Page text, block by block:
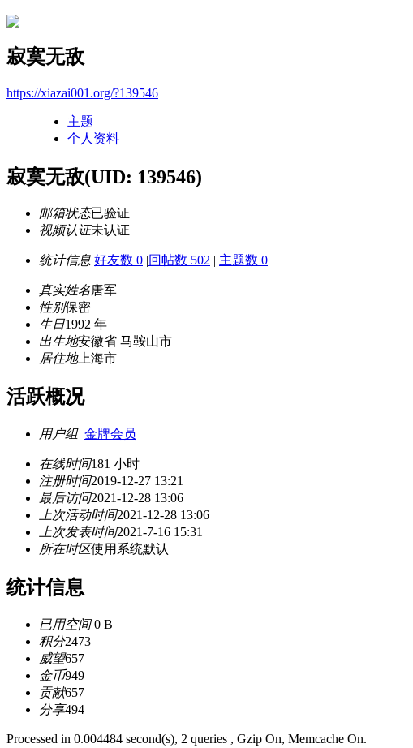
寂寞无敌
https://xiazai001.org/?139546
主题
个人资料
寂寞无敌(UID: 139546)
邮箱状态已验证
视频认证未认证
统计信息 好友数 0 |回帖数 502 | 主题数 0
真实姓名唐军
性别保密
生日1992 年
出生地安徽省 马鞍山市
居住地上海市
活跃概况
用户组 金牌会员
在线时间181 小时
注册时间2019-12-27 13:21
最后访问2021-12-28 13:06
上次活动时间2021-12-28 13:06
上次发表时间2021-7-16 15:31
所在时区使用系统默认
统计信息
已用空间0 B
积分2473
威望657
金币949
贡献657
分享494
Processed in 0.004484 second(s), 2 queries , Gzip On, Memcache On.